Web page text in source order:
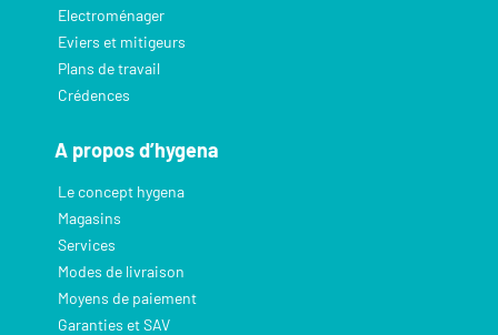
Electroménager
Eviers et mitigeurs
Plans de travail
Crédences
A propos d’hygena
Le concept hygena
Magasins
Services
Modes de livraison
Moyens de paiement
Garanties et SAV